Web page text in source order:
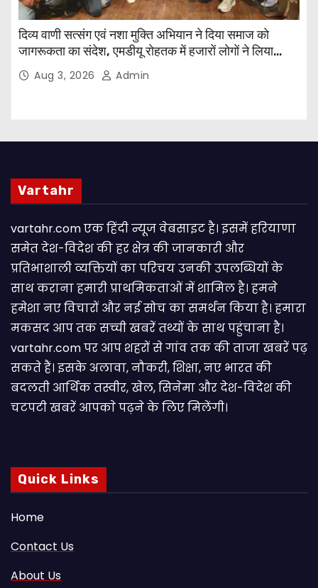
दिव्य वाणी सत्संग एवं नशा मुक्ति अभियान ने दिया समाज को
जागरूकता का संदेश, एमडीयू रोहतक में हजारों लोगों ने लिया
संकल्पAug 3, 2026 Admin
Vartahr
vartahr.com एक हिंदी न्यूज वेबसाइट है। इसमें हरियाणा
समेत देश-विदेश की हर क्षेत्र की जानकारी और
प्रतिभाशाली व्यक्तियों का परिचय उनकी उपलब्धियों के
साथ कराना हमारी प्राथमिकताओं में शामिल है। हमने
हमेशा नए विचारों और नई सोच का समर्थन किया है। हमारा
मकसद आप तक सच्ची खबरें तथ्यों के साथ पहुंचाना है।
vartahr.com पर आप शहरों से गांव तक की ताजा खबरें पढ़
सकते हैं। इसके अलावा, नौकरी, शिक्षा, नए भारत की
बदलती आर्थिक तस्वीर, खेल, सिनेमा और देश-विदेश की
चटपटी खबरें आपकाे पढ़ने के लिए मिलेंगी।
Quick Links
Home
Contact Us
About Us